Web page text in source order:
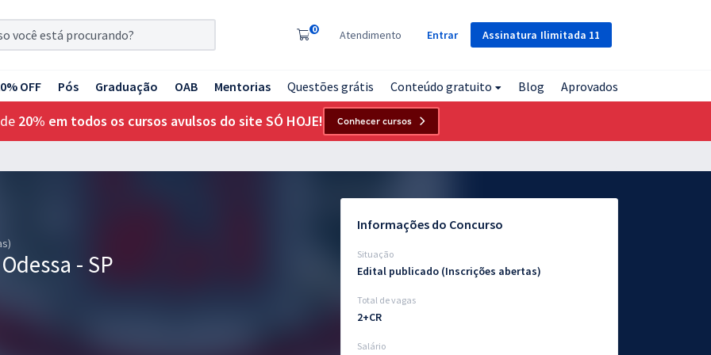
Assinatura Ilimitada 11
0 Atendimento Entrar
OFF Pós Graduação OAB Mentorias Questões grátis Conteúdo gratuito Blog Aprovados
20% em todos os cursos avulsos do site SÓ HOJE! Conhecer cursos
- SP
Informações do Concurso
Situação
Edital publicado (Inscrições abertas)
Total de vagas
2+CR
Salário